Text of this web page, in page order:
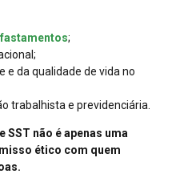
;
e da qualidade de vida no
trabalhista e previdenciária.
SST não é apenas uma
ético com quem